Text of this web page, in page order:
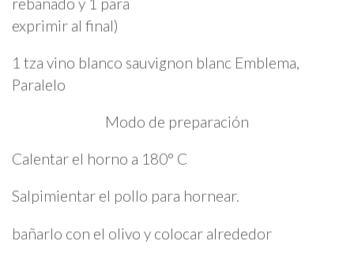
exprimir al final)
1 tza vino blanco sauvignon blanc Emblema,
Paralelo
Modo de preparación
Calentar el horno a 180° C
Salpimientar el pollo para hornear.
bañarlo con el olivo y colocar alrededor